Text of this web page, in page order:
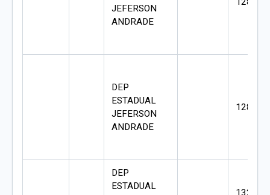
JEFERSON
ANDRADE
DEP
ESTADUAL
JEFERSON
ANDRADE
DEP
ESTADUAL